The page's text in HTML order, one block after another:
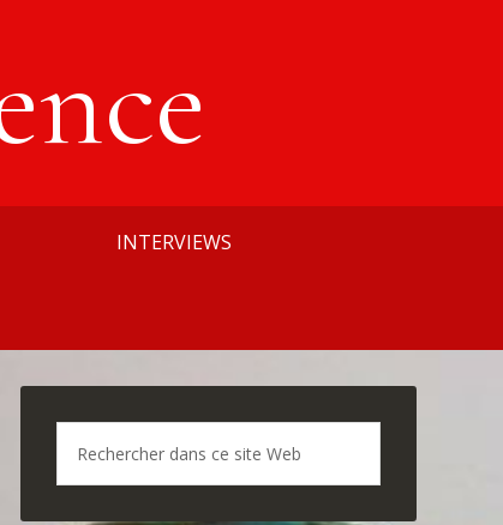
INTERVIEWS